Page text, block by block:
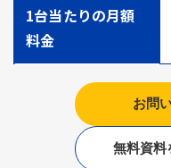
1台当たりの月額
料金
お問
無料資料